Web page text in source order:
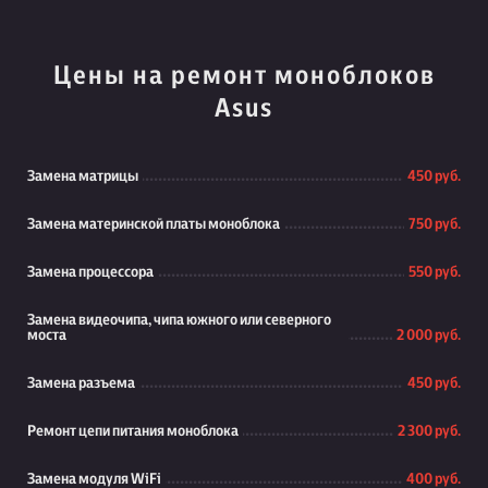
Цены на ремонт моноблоков
Asus
Замена матрицы 450 руб.
Замена материнской платы моноблока 750 руб.
Замена процессора 550 руб.
Замена видеочипа, чипа южного или северного
моста
2 000 руб.
Замена разъема 450 руб.
Ремонт цепи питания моноблока 2 300 руб.
Замена модуля WiFi 400 руб.